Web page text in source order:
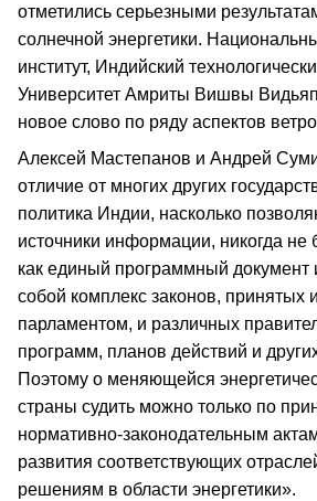
отметились серьезными
солнечной энергетики.
институт, Индийский
Университет Амриты Вишвы
новое слово по ряду аспектов
Алексей Мастепанов и Андрей
отличие от многих других
политика Индии, насколько
источники информации, никогда
как единый программный документ
собой комплекс законов, принятых
парламентом, и различных
программ, планов действий и
Поэтому о меняющейся
страны судить можно только по
нормативно-законодательным
развития соответствующих
решениям в области энергетики».